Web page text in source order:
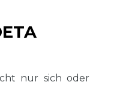
nur sich oder